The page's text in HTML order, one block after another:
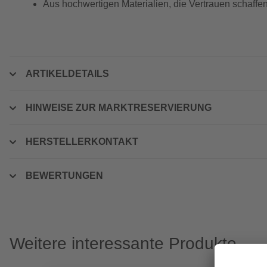
Aus hochwertigen Materialien, die Vertrauen
ARTIKELDETAILS
HINWEISE ZUR MARKTRESERVIERUNG
HERSTELLERKONTAKT
BEWERTUNGEN
Weitere interessante Produkte